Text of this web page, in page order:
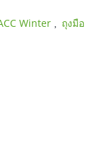
Winter , ถุงมือ